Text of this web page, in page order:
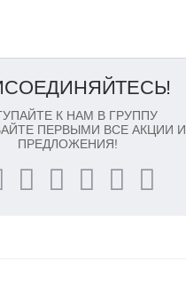
К НАМ В ГРУППУ
ПЕРВЫМИ ВСЕ АКЦИИ И
ПРЕДЛОЖЕНИЯ!